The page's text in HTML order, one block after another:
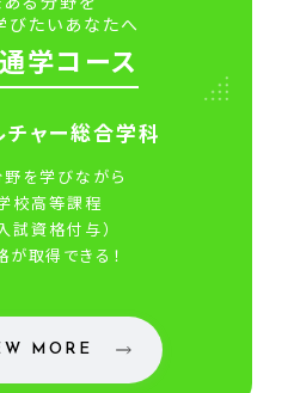
びたいあなたへ
学コース
チャー総合学科
を学びながら
校高等課程
試資格付与）
取得できる！
MORE